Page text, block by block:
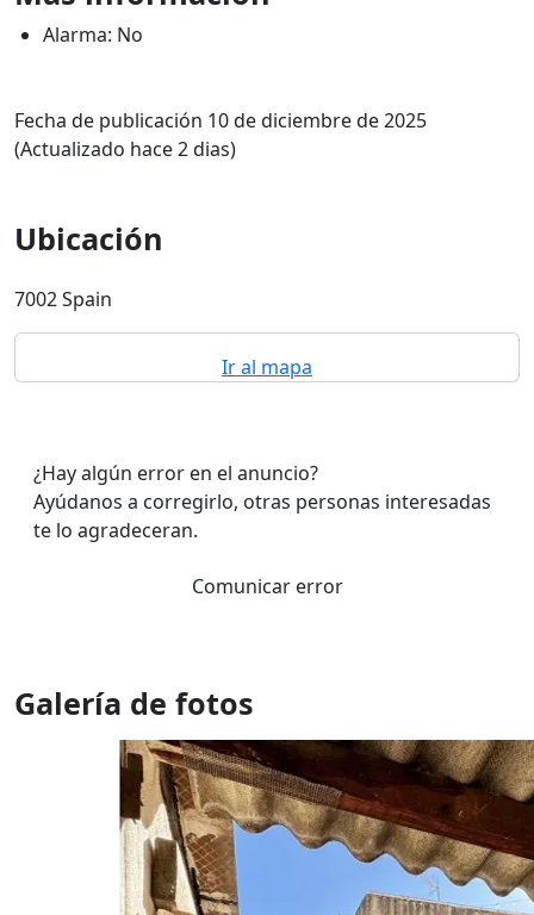
Alarma: No
Fecha de publicación 10 de diciembre de 2025
(Actualizado hace 2 dias)
Ubicación
7002 Spain
Ir al mapa
¿Hay algún error en el anuncio?
Ayúdanos a corregirlo, otras personas interesadas
te lo agradeceran.
Comunicar error
Galería de fotos